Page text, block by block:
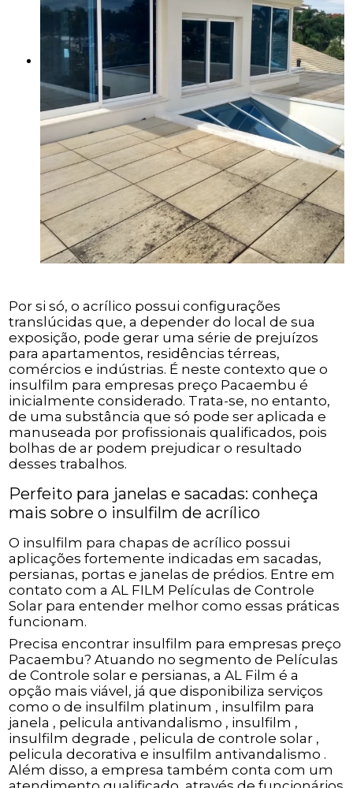
Por si só, o acrílico possui configurações
translúcidas que, a depender do local de sua
exposição, pode gerar uma série de prejuízos
para apartamentos, residências térreas,
comércios e indústrias. É neste contexto que o
insulfilm para empresas preço Pacaembu é
inicialmente considerado. Trata-se, no entanto,
de uma substância que só pode ser aplicada e
manuseada por profissionais qualificados, pois
bolhas de ar podem prejudicar o resultado
desses trabalhos.
Perfeito para janelas e sacadas: conheça
mais sobre o insulfilm de acrílico
O insulfilm para chapas de acrílico possui
aplicações fortemente indicadas em sacadas,
persianas, portas e janelas de prédios. Entre em
contato com a AL FILM Películas de Controle
Solar para entender melhor como essas práticas
funcionam.
Precisa encontrar insulfilm para empresas preço
Pacaembu? Atuando no segmento de Películas
de Controle solar e persianas, a AL Film é a
opção mais viável, já que disponibiliza serviços
como o de insulfilm platinum , insulfilm para
janela , pelicula antivandalismo , insulfilm ,
insulfilm degrade , pelicula de controle solar ,
pelicula decorativa e insulfilm antivandalismo .
Além disso, a empresa também conta com um